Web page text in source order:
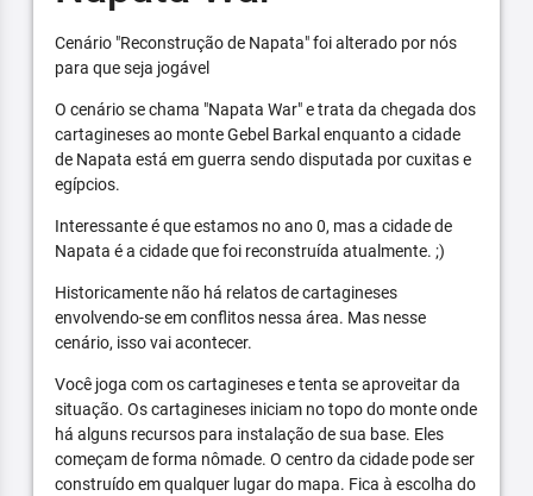
Cenário "Reconstrução de Napata" foi alterado por nós
para que seja jogável
O cenário se chama "Napata War" e trata da chegada dos
cartagineses ao monte Gebel Barkal enquanto a cidade
de Napata está em guerra sendo disputada por cuxitas e
egípcios.
Interessante é que estamos no ano 0, mas a cidade de
Napata é a cidade que foi reconstruída atualmente. ;)
Historicamente não há relatos de cartagineses
envolvendo-se em conflitos nessa área. Mas nesse
cenário, isso vai acontecer.
Você joga com os cartagineses e tenta se aproveitar da
situação. Os cartagineses iniciam no topo do monte onde
há alguns recursos para instalação de sua base. Eles
começam de forma nômade. O centro da cidade pode ser
construído em qualquer lugar do mapa. Fica à escolha do